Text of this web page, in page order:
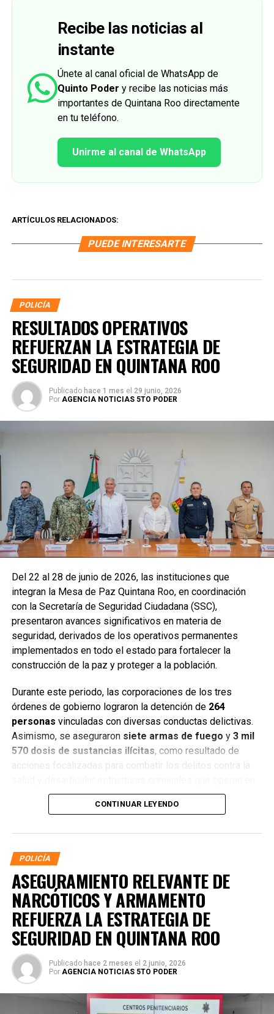
Recibe las noticias al
instante
Únete al canal oficial de WhatsApp de
Quinto Poder y recibe las noticias más
importantes de Quintana Roo directamente
en tu teléfono.
Unirme al canal de WhatsApp
ARTÍCULOS RELACIONADOS:
PUEDE INTERESARTE
POLICÍA
RESULTADOS OPERATIVOS
REFUERZAN LA ESTRATEGIA DE
SEGURIDAD EN QUINTANA ROO
Publicado hace 1 mes el 29 junio, 2026
Por AGENCIA NOTICIAS 5TO PODER
Del 22 al 28 de junio de 2026, las instituciones que
integran la Mesa de Paz Quintana Roo, en coordinación
con la Secretaría de Seguridad Ciudadana (SSC),
presentaron avances significativos en materia de
seguridad, derivados de los operativos permanentes
implementados en todo el estado para fortalecer la
construcción de la paz y proteger a la población.
Durante este periodo, las corporaciones de los tres
órdenes de gobierno lograron la detención de 264
personas vinculadas con diversas conductas delictivas.
Asimismo, se aseguraron siete armas de fuego y 3 mil
570 dosis de sustancias ilícitas, como resultado de
acciones focalizadas para combatir los delitos contra la
distintos municipios.
La coordinación tecnológica del C5 y el despliegue
CONTINUAR LEYENDO
POLICÍA
ASEGURAMIENTO RELEVANTE DE
NARCÓTICOS Y ARMAMENTO
REFUERZA LA ESTRATEGIA DE
SEGURIDAD EN QUINTANA ROO
Publicado hace 2 meses el 2 junio, 2026
Por AGENCIA NOTICIAS 5TO PODER